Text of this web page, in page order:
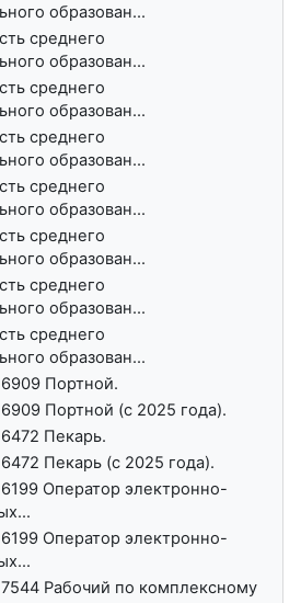
образован...
среднего
образован...
среднего
образован...
среднего
образован...
среднего
образован...
среднего
образован...
среднего
образован...
среднего
образован...
Портной.
Портной (с 2025 года).
Пекарь.
Пекарь (с 2025 года).
Оператор электронно-
Оператор электронно-
Рабочий по комплексному